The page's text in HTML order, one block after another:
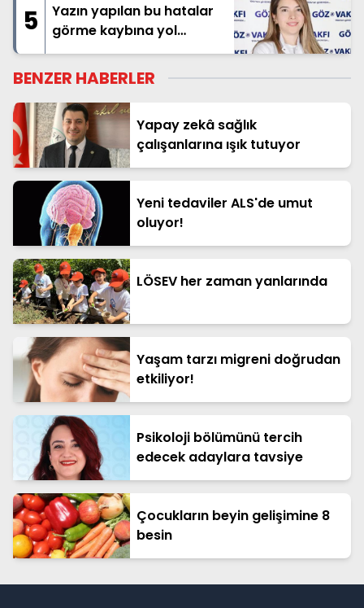
5
Yazın yapılan bu hatalar
görme kaybına yol
açabilir!
BENZER HABERLER
Yapay zekâ sağlık
çalışanlarına ışık tutuyor
Yeni tedaviler ALS'de umut
oluyor!
LÖSEV her zaman yanlarında
Yaşam tarzı migreni doğrudan
etkiliyor!
Psikoloji bölümünü tercih
edecek adaylara tavsiye
Çocukların beyin gelişimine 8
besin